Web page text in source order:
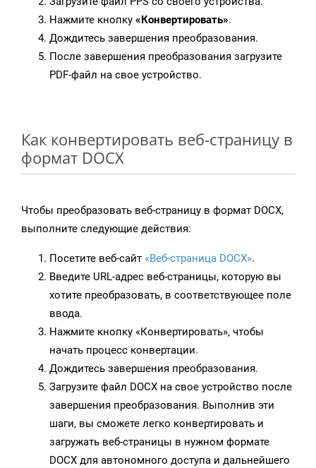
Нажмите кнопку «Конвертировать».
Дождитесь завершения преобразования.
После завершения преобразования загрузите
PDF-файл на свое устройство.
Как конвертировать веб-страницу в
формат DOCX
Чтобы преобразовать веб-страницу в формат DOCX,
выполните следующие действия:
Посетите веб-сайт «Веб-страница DOCX».
Введите URL-адрес веб-страницы, которую вы
хотите преобразовать, в соответствующее поле
ввода.
Нажмите кнопку «Конвертировать», чтобы
начать процесс конвертации.
Дождитесь завершения преобразования.
Загрузите файл DOCX на свое устройство после
завершения преобразования. Выполнив эти
шаги, вы сможете легко конвертировать и
загружать веб-страницы в нужном формате
DOCX для автономного доступа и дальнейшего